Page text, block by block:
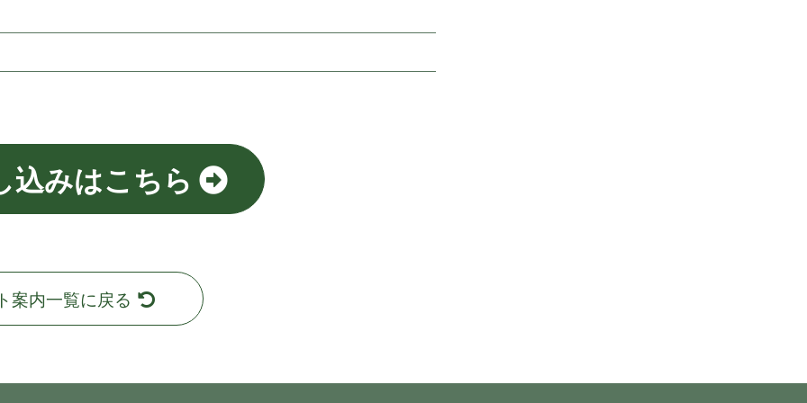
込みはこちら
案内一覧に戻る